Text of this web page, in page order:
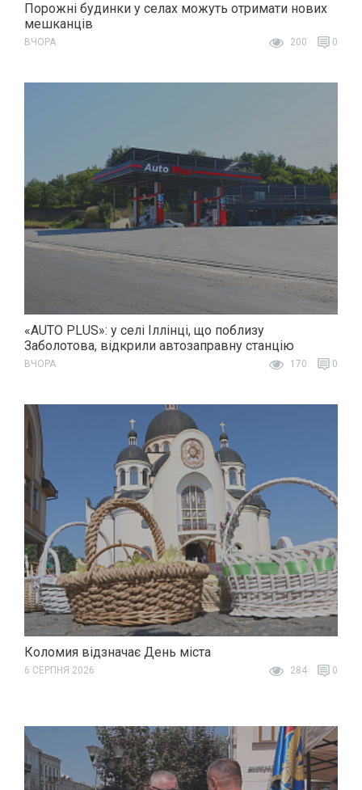
Порожні будинки у селах можуть отримати нових
мешканців
ВЧОРА 200 0
«AUTO PLUS»: у селі Іллінці, що поблизу
Заболотова, відкрили автозаправну станцію
ВЧОРА 170 0
Коломия відзначає День міста
6 СЕРПНЯ 2026 284 0